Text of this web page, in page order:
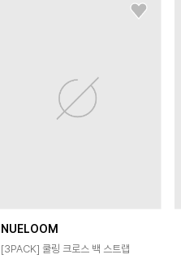
NUELOOM
[3PACK] 쿨링 크로스 백 스트랩